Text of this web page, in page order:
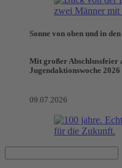
Sonne von oben und in
Mit großer Abschlussfeier
Jugendaktionswoche
09.07.2026